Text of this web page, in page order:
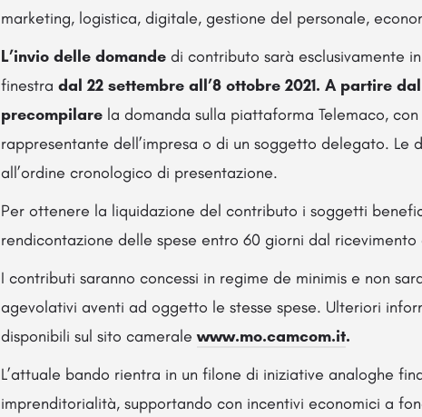
marketing, logistica, digitale, gestione del personale,
L’invio delle domande di contributo sarà esclusivamente
finestra dal 22 settembre all’8 ottobre 2021. A partire
precompilare la domanda sulla piattaforma Telemaco,
rappresentante dell’impresa o di un soggetto delegato. Le
all’ordine cronologico di presentazione.
Per ottenere la liquidazione del contributo i soggetti
rendicontazione delle spese entro 60 giorni dal
I contributi saranno concessi in regime de minimis e non
agevolativi aventi ad oggetto le stesse spese. Ulteriori
disponibili sul sito cameralewww.mo.camcom.it.
L’attuale bando rientra in un filone di iniziative analoghe
imprenditorialità, supportando con incentivi economici a